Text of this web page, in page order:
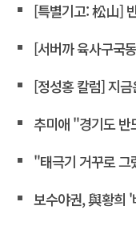
[특별기고: 松山] 반
[서버까 육사구국동지회 성
[정성홍 칼럼] 지금
추미애 "경기도 반
"태극기 거꾸로 그
보수야권, 與황희 '